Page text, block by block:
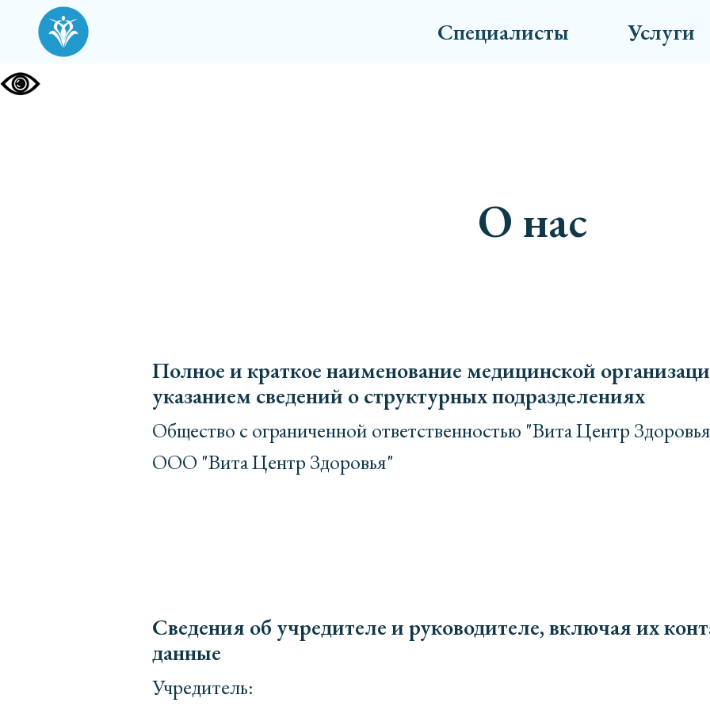
Специалисты Услуги
О нас
Полное и краткое наименование медицинской
указанием сведений о структурных подразделениях
Общество с ограниченной ответственностью "Вита Центр
ООО "Вита Центр Здоровья"
Сведения об учредителе и руководителе, включая их
данные
Учредитель: